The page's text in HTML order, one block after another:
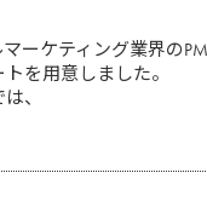
ーケティング業界の
を用意しました。
、